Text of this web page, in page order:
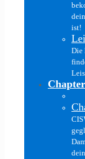
ist!
Die
Chapter